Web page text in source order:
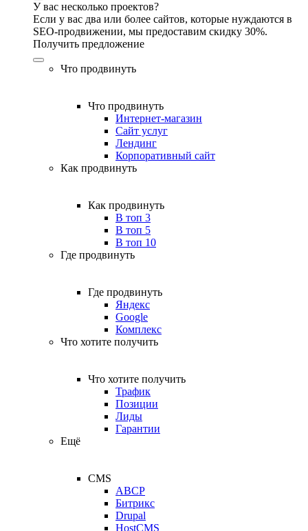
У вас несколько проектов?
Если у вас два или более сайтов, которые нуждаются в
SEO-продвижении, мы предоставим скидку 30%.
Получить предложение
Что продвинуть
Что продвинуть
Интернет-магазин
Сайт услуг
Лендинг
Корпоративный сайт
Как продвинуть
Как продвинуть
В топ 3
В топ 5
В топ 10
Где продвинуть
Где продвинуть
Яндекс
Google
Комплекс
Что хотите получить
Что хотите получить
Трафик
Позиции
Лиды
Гарантии
Ещё
CMS
ABCP
Битрикс
Drupal
HostCMS